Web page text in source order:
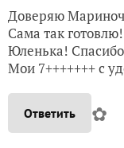
Доверяю
Сама так готовлю!
Юленька!
Мои 7+++++++ с
Ответить ✿